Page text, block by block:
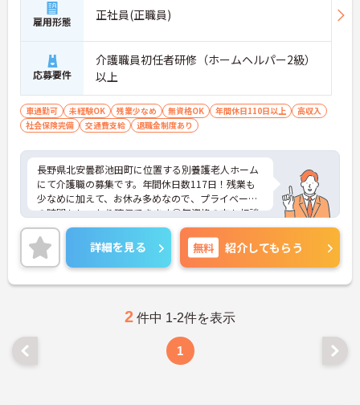
雇用形態 正社員(正職員)
応募要件
介護職員初任者研修（ホームヘルパー2級）
以上
車通勤可 未経験OK 残業少なめ 無資格OK 年間休日110日以上
高収入
社会保険完備
交通費支給 退職金制度あり
長野県北安曇郡池田町に位置する別養護老人ホーム
にて介護職の募集です。年間休日数117日！残業も
少なめに加えて、お休み多めなので、プライベート
の時間もしっかり確保できます◎無資格の方も相談
可能で、活躍できるチャンスもございます。マイカ
ー通勤OKなので、通勤も楽々です♪ご興味ある方に
は、面接のポイントなど、さらに詳細をお話致しま
すのでお気軽にご相談ください。
詳細を見る 無料 紹介してもらう
2 件中 1-2件を表示
1